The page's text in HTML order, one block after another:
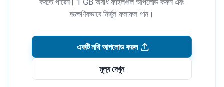
করতে পারেন। 1 GB অবধি ফাইলগুলি আপলোড করুন এবং
তাত্ক্ষণিকভাবে নির্ভুল ফলাফল পান।
একটি নথি আপলোড করুন
মূল্য দেখুন